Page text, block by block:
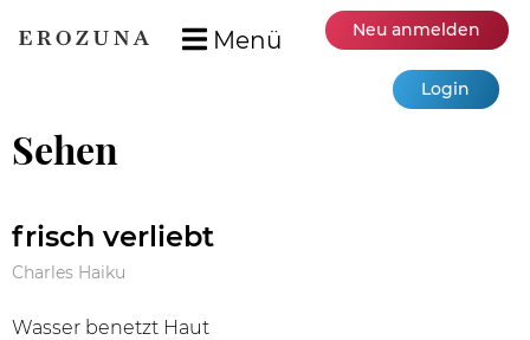
Menü Neu anmelden
Login
Sehen
frisch verliebt
Charles Haiku
Wasser benetzt Haut